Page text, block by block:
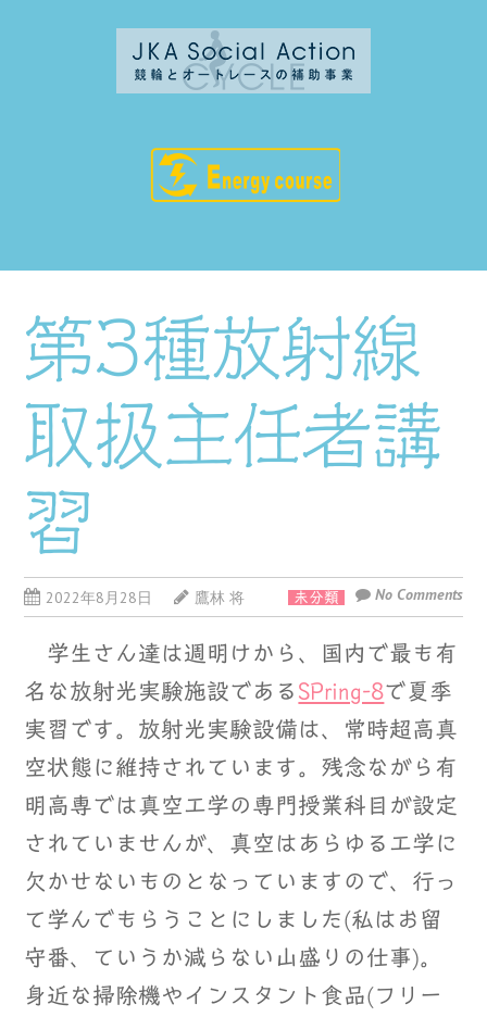
第3種放射線
取扱主任者講
習
2022年8月28日 鷹林 将 未分類 No Comments
学生さん達は週明けから、国内で最も有
名な放射光実験施設である SPring-8で夏季
実習です。放射光実験設備は、常時超高真
空状態に維持されています。残念ながら有
明高専では真空工学の専門授業科目が設定
されていませんが、真空はあらゆる工学に
欠かせないものとなっていますので、行っ
て学んでもらうことにしました(私はお留
守番、ていうか減らない山盛りの仕事)。
身近な掃除機やインスタント食品(フリー